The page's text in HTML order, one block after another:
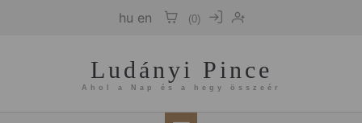
hu en (0)
Ludányi Pince
Ahol a Nap és a hegy összeér